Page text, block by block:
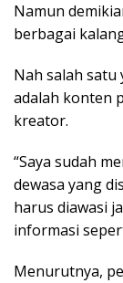
Namun
berbagai
Nah salah
adalah konten
kreator.
“Saya sudah
dewasa yang
harus diawasi
informasi
Menurutnya,